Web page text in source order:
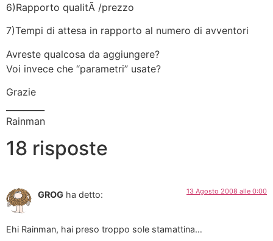
6)Rapporto qualitÃ /prezzo
7)Tempi di attesa in rapporto al numero di avventori
Avreste qualcosa da aggiungere?
Voi invece che “parametri” usate?
Grazie
Rainman
18 risposte
GROG ha detto: 13 Agosto 2008 alle 0:00
Ehi Rainman, hai preso troppo sole stamattina…